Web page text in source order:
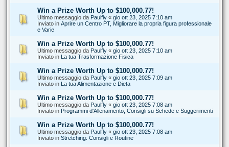
Win a Prize Worth Up to $100,000.77!
Ultimo messaggio da Paulfly « gio ott 23, 2025 7:10 am
Inviato in Aprire un Centro PT, Migliorare la propria figura professionale
e Varie
Win a Prize Worth Up to $100,000.77!
Ultimo messaggio da Paulfly « gio ott 23, 2025 7:10 am
Inviato in La tua Trasformazione Fisica
Win a Prize Worth Up to $100,000.77!
Ultimo messaggio da Paulfly « gio ott 23, 2025 7:09 am
Inviato in La tua Alimentazione e Dieta
Win a Prize Worth Up to $100,000.77!
Ultimo messaggio da Paulfly « gio ott 23, 2025 7:08 am
Inviato in Programmi d'Allenamento, Consigli su Schede e Suggerimenti
Win a Prize Worth Up to $100,000.77!
Ultimo messaggio da Paulfly « gio ott 23, 2025 7:08 am
Inviato in Stretching: Consigli e Routine